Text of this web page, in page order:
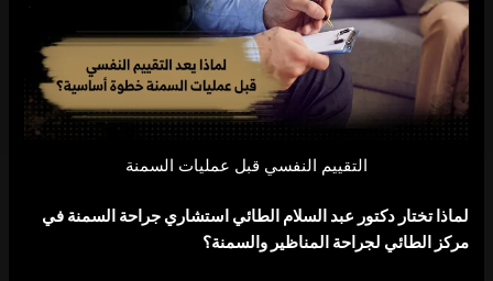
التقييم النفسي قبل عمليات السمنة
لماذا تختار دكتور عبد السلام الطائي استشاري جراحة السمنة في
مركز الطائي لجراحة المناظير والسمنة؟